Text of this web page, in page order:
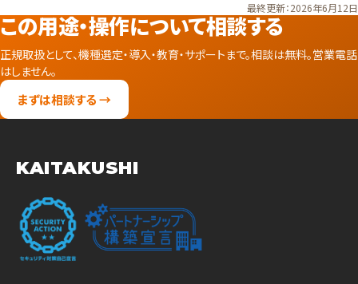
最終更新：2026年6月12日
この用途・操作について相談する
正規取扱として、機種選定・導入・教育・サポートまで。相談は無料。営業電話
はしません。
まずは相談する →
KAITAKUSHI